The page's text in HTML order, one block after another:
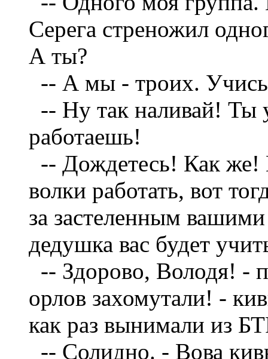
Серега стреножил
А ты?
-- А мы - троих.
-- Ну так наливай! Ты
работаешь!
-- Дождетесь! Как же!
волки работать, вот
за застеленным
дедушка вас будет
-- Здорово, Володя! -
орлов захомутали! -
как раз вынимали из
-- Солидно. - Вова